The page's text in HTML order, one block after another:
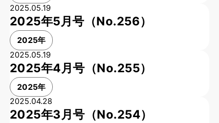
2025.05.19
2025年5月号（No.256）
2025年
2025.05.19
2025年4月号（No.255）
2025年
2025.04.28
2025年3月号（No.254）